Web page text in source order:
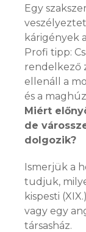
Egy
kárigények
Profi tipp:
rendelkező
ellenáll a
és a
Miért
de
dolgozik?
Ismerjük a
tudjuk,
kispesti
vagy egy
társasház.